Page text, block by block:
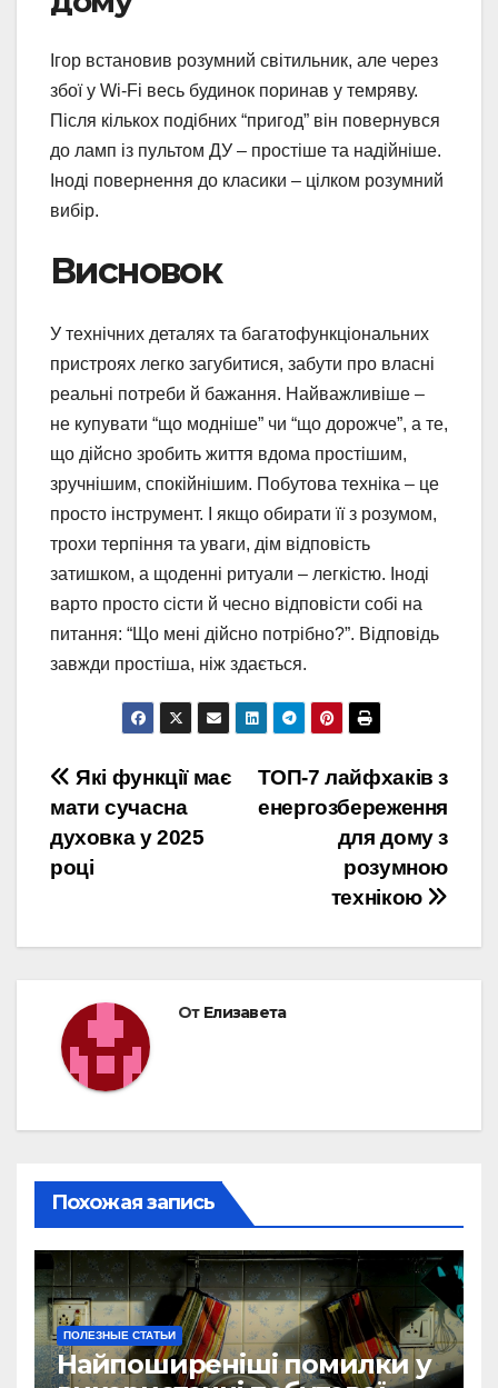
Ігор встановив розумний світильник, але через
збої у Wi-Fi весь будинок поринав у темряву.
Після кількох подібних “пригод” він повернувся
до ламп із пультом ДУ – простіше та надійніше.
Іноді повернення до класики – цілком розумний
вибір.
Висновок
У технічних деталях та багатофункціональних
пристроях легко загубитися, забути про власні
реальні потреби й бажання. Найважливіше –
не купувати “що модніше” чи “що дорожче”, а те,
що дійсно зробить життя вдома простішим,
зручнішим, спокійнішим. Побутова техніка – це
просто інструмент. І якщо обирати її з розумом,
трохи терпіння та уваги, дім відповість
затишком, а щоденні ритуали – легкістю. Іноді
варто просто сісти й чесно відповісти собі на
питання: “Що мені дійсно потрібно?”. Відповідь
завжди простіша, ніж здається.
Навигация
по
записям
ТОП-7 лайфхаків з
енергозбереження
для дому з
розумною
технікою
Які функції має
мати сучасна
духовка у 2025
році
От Елизавета
Похожая запись
ПОЛЕЗНЫЕ СТАТЬИ
Найпоширеніші помилки у